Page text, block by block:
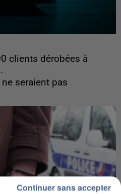
clients dérobées à
seraient pas
Continuer sans accepter